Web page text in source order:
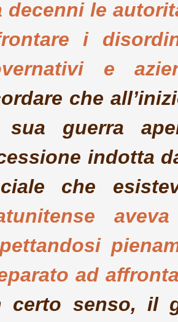
decenni le
i
e
che
guerra
indotta
che
ad
certo senso, il